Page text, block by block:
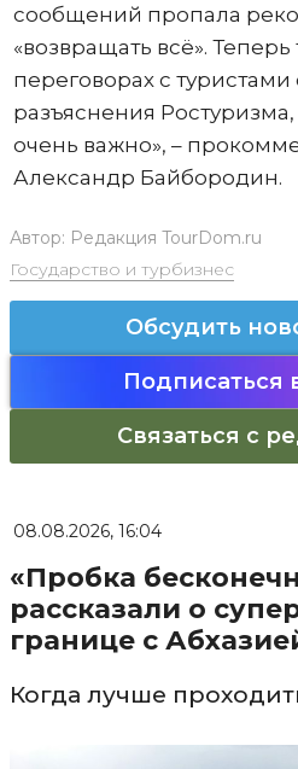
сообщений пропала
«возвращать всё».
переговорах с туристами
разъяснения
очень важно», –
Александр Байбородин.
Автор: Редакция TourDom.ru
Государство и турбизнес
Обсудить
Подписаться
Связаться с
08.08.2026, 16:04
«Пробка
рассказали о
границе с
Когда лучше